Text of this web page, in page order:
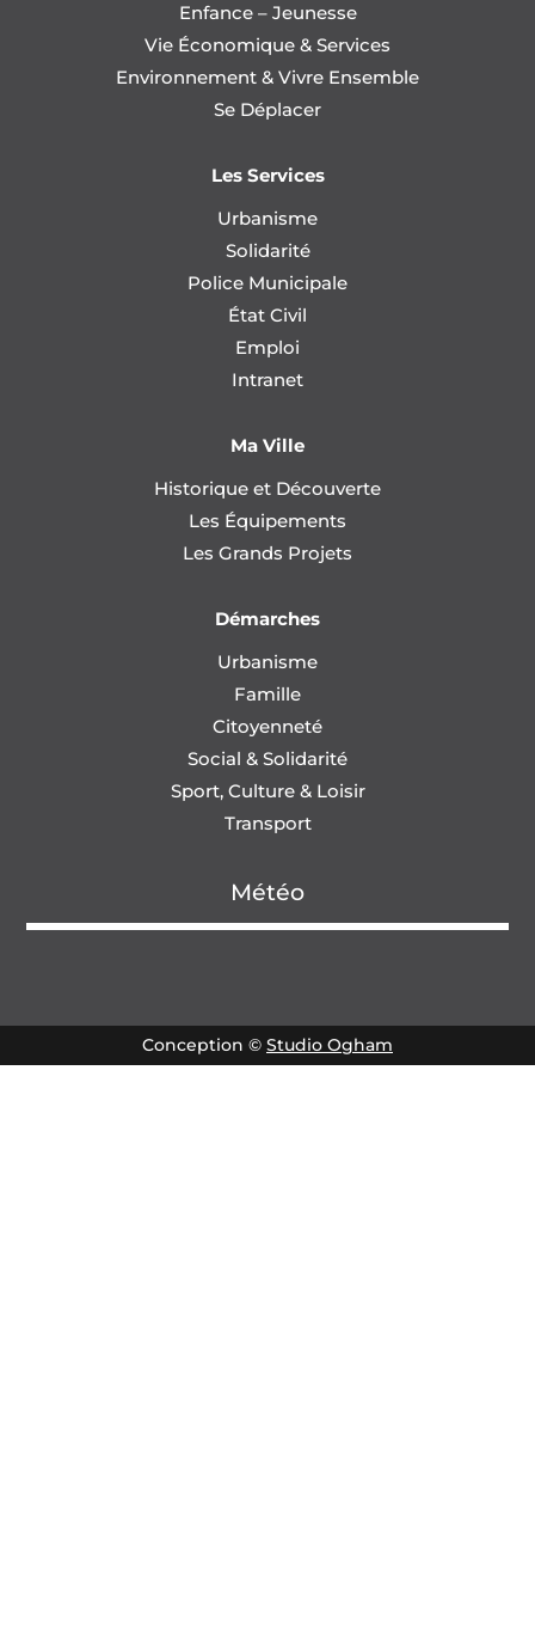
Enfance – Jeunesse
Vie Économique & Services
Environnement & Vivre Ensemble
Se Déplacer
Les Services
Urbanisme
Solidarité
Police Municipale
État Civil
Emploi
Intranet
Ma Ville
Historique et Découverte
Les Équipements
Les Grands Projets
Démarches
Urbanisme
Famille
Citoyenneté
Social & Solidarité
Sport, Culture & Loisir
Transport
Météo
Conception © Studio Ogham